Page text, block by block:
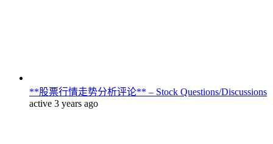
**股票行情走势分析评论** – Stock Questions/Discussions
active 3 years ago